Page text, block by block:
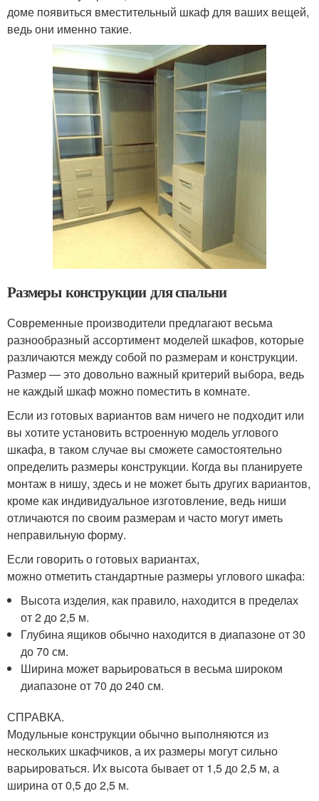
доме появиться вместительный шкаф для ваших вещей,
ведь они именно такие.
Размеры конструкции для спальни
Современные производители предлагают весьма
разнообразный ассортимент моделей шкафов, которые
различаются между собой по размерам и конструкции.
Размер — это довольно важный критерий выбора, ведь
не каждый шкаф можно поместить в комнате.
Если из готовых вариантов вам ничего не подходит или
вы хотите установить встроенную модель углового
шкафа, в таком случае вы сможете самостоятельно
определить размеры конструкции. Когда вы планируете
монтаж в нишу, здесь и не может быть других вариантов,
кроме как индивидуальное изготовление, ведь ниши
отличаются по своим размерам и часто могут иметь
неправильную форму.
Если говорить о готовых вариантах,
можно отметить стандартные размеры углового шкафа:
Высота изделия, как правило, находится в пределах
от 2 до 2,5 м.
Глубина ящиков обычно находится в диапазоне от 30
до 70 см.
Ширина может варьироваться в весьма широком
диапазоне от 70 до 240 см.
СПРАВКА.
Модульные конструкции обычно выполняются из
нескольких шкафчиков, а их размеры могут сильно
варьироваться. Их высота бывает от 1,5 до 2,5 м, а
ширина от 0,5 до 2,5 м.